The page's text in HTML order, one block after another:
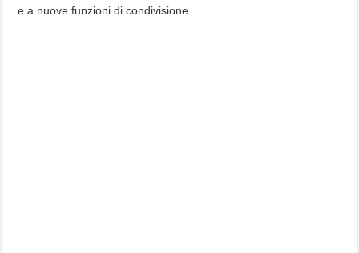
e a nuove funzioni di condivisione.